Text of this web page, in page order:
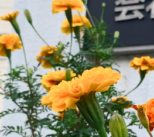
について
と強み
歴史
報
案内
情報
内
工
量産最
中ロッ
アーリ
加工事例
設備紹介
会社概要 補助金採択実績 認定実